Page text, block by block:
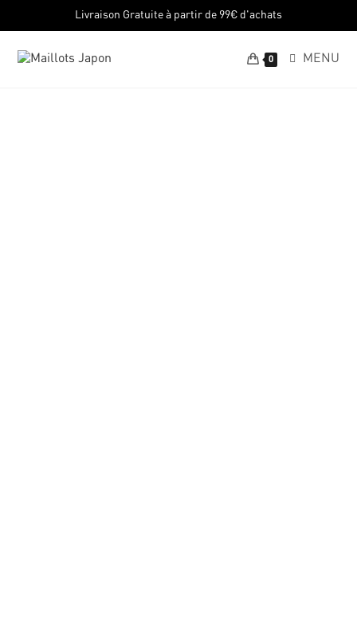
Livraison Gratuite à partir de 99€ d'achats
0 MENU